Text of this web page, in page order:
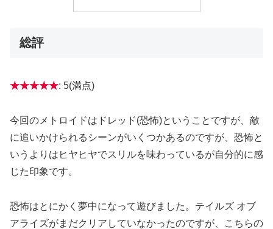
総評
★★★★★: 5(満点)
今回のメトロイドはドレッド(恐怖)ということですが、敵
に追いかけられるシーンがいくつかあるのですが、恐怖と
いうよりはヒヤヒヤでスリルを味わっているが自分的に感
じた印象です。
恐怖はとにかく夢中になって遊びました。テイルズ オブ
アライズがまだクリアしていなかったのですが、こちらの